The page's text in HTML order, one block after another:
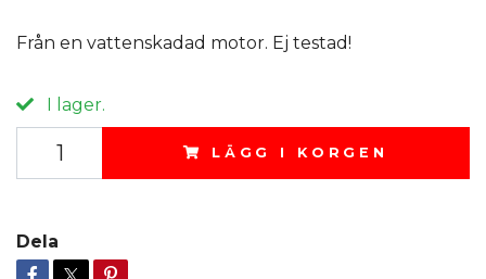
Från en vattenskadad motor. Ej testad!
I lager.
LÄGG I KORGEN
Dela